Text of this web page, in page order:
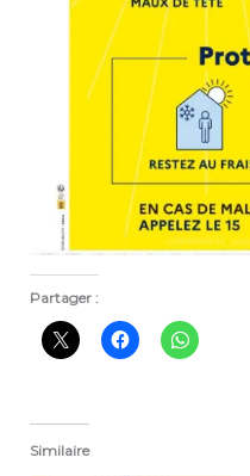
Partager :
Similaire